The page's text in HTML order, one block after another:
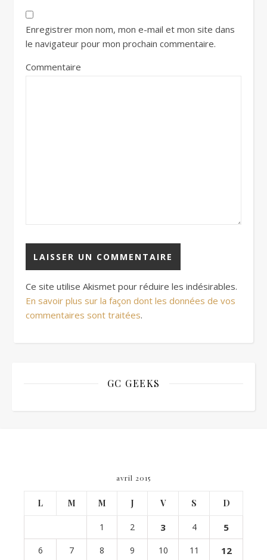
Enregistrer mon nom, mon e-mail et mon site dans
le navigateur pour mon prochain commentaire.
Commentaire
Ce site utilise Akismet pour réduire les indésirables.
En savoir plus sur la façon dont les données de vos
commentaires sont traitées.
GC GEEKS
avril 2015
L M M J V S D
1 2 3 4 5
6 7 8 9 10 11 12